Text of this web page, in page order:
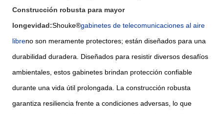
Construcción robusta para mayor
longevidad:Shouke®gabinetes de telecomunicaciones al aire
libreno son meramente protectores; están diseñados para una
durabilidad duradera. Diseñados para resistir diversos desafíos
ambientales, estos gabinetes brindan protección confiable
durante una vida útil prolongada. La construcción robusta
garantiza resiliencia frente a condiciones adversas, lo que